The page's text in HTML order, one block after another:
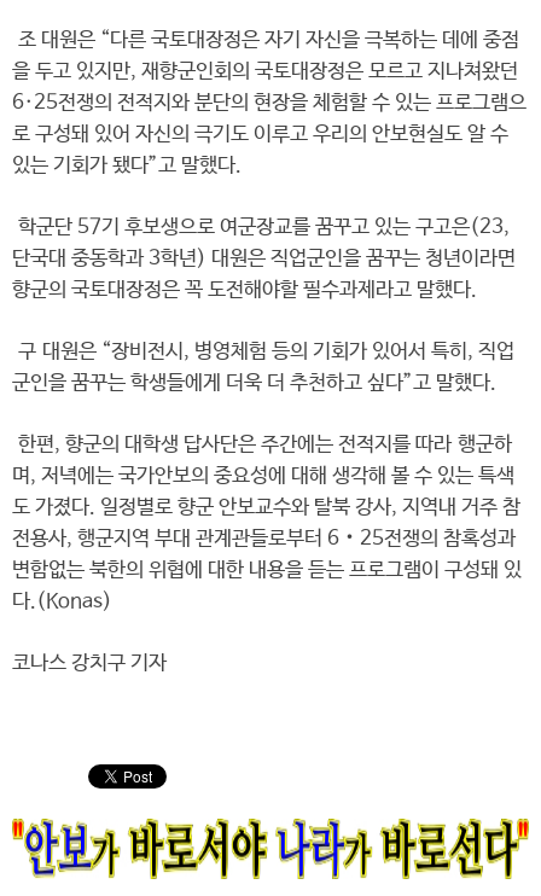
조 대원은 “다른 국토대장정은 자기 자신을 극복하는 데에 중점
을 두고 있지만, 재향군인회의 국토대장정은 모르고 지나쳐왔던
6·25전쟁의 전적지와 분단의 현장을 체험할 수 있는 프로그램으
로 구성돼 있어 자신의 극기도 이루고 우리의 안보현실도 알 수
있는 기회가 됐다”고 말했다.
학군단 57기 후보생으로 여군장교를 꿈꾸고 있는 구고은(23,
단국대 중동학과 3학년) 대원은 직업군인을 꿈꾸는 청년이라면
향군의 국토대장정은 꼭 도전해야할 필수과제라고 말했다.
구 대원은 “장비전시, 병영체험 등의 기회가 있어서 특히, 직업
군인을 꿈꾸는 학생들에게 더욱 더 추천하고 싶다”고 말했다.
한편, 향군의 대학생 답사단은 주간에는 전적지를 따라 행군하
며, 저녁에는 국가안보의 중요성에 대해 생각해 볼 수 있는 특색
도 가졌다. 일정별로 향군 안보교수와 탈북 강사, 지역내 거주 참
전용사, 행군지역 부대 관계관들로부터 6‧25전쟁의 참혹성과
변함없는 북한의 위협에 대한 내용을 듣는 프로그램이 구성돼 있
다.(Konas)
코나스 강치구 기자